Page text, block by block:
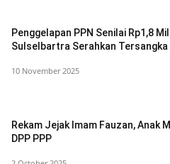
Penggelapan PPN Senilai Rp1,8
Sulselbartra Serahkan Tersangka
10 November 2025
Rekam Jejak Imam Fauzan, Anak
DPP PPP